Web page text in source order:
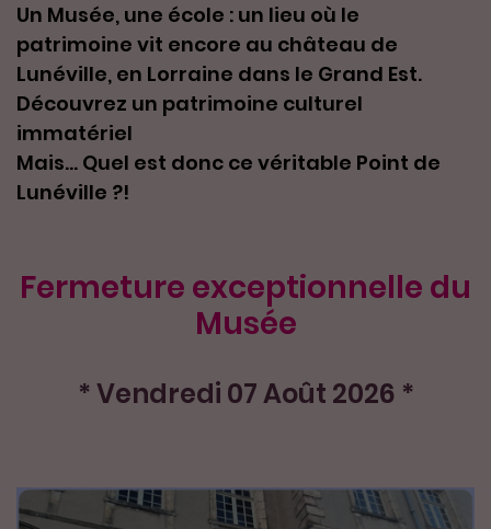
Un Musée, une école : un lieu où le
patrimoine vit encore au château de
Lunéville, en Lorraine dans le Grand Est.
Découvrez un patrimoine culturel
immatériel
Mais... Quel est donc ce véritable Point de
Lunéville ?!
Fermeture exceptionnelle du
Musée
* Vendredi 07 Août 2026 *